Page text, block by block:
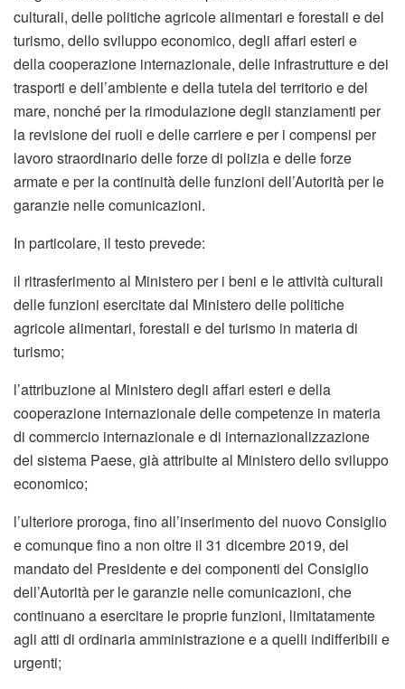
culturali, delle politiche agricole alimentari e forestali e del
turismo, dello sviluppo economico, degli affari esteri e
della cooperazione internazionale, delle infrastrutture e dei
trasporti e dell’ambiente e della tutela del territorio e del
mare, nonché per la rimodulazione degli stanziamenti per
la revisione dei ruoli e delle carriere e per i compensi per
lavoro straordinario delle forze di polizia e delle forze
armate e per la continuità delle funzioni dell’Autorità per le
garanzie nelle comunicazioni.
In particolare, il testo prevede:
il ritrasferimento al Ministero per i beni e le attività culturali
delle funzioni esercitate dal Ministero delle politiche
agricole alimentari, forestali e del turismo in materia di
turismo;
l’attribuzione al Ministero degli affari esteri e della
cooperazione internazionale delle competenze in materia
di commercio internazionale e di internazionalizzazione
del sistema Paese, già attribuite al Ministero dello sviluppo
economico;
l’ulteriore proroga, fino all’inserimento del nuovo Consiglio
e comunque fino a non oltre il 31 dicembre 2019, del
mandato del Presidente e dei componenti del Consiglio
dell’Autorità per le garanzie nelle comunicazioni, che
continuano a esercitare le proprie funzioni, limitatamente
agli atti di ordinaria amministrazione e a quelli indifferibili e
urgenti;